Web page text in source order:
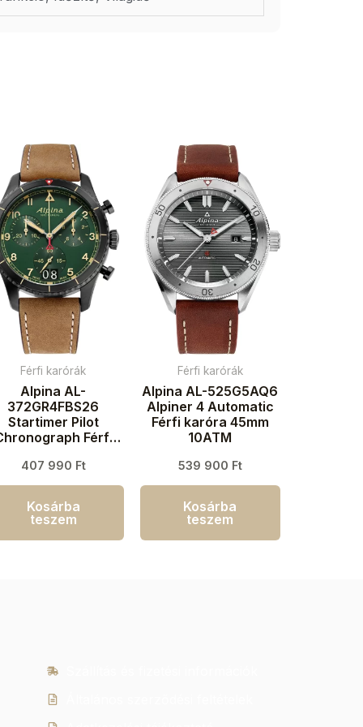
Férfi karórák
Alpina AL-
372GR4FBS26
Startimer Pilot
Férfi
407 990 Ft
Kosárba
teszem
Férfi karórák
Alpina AL-525G5AQ6
Alpiner 4 Automatic
Férfi karóra 45mm
10ATM
539 900 Ft
Kosárba
teszem